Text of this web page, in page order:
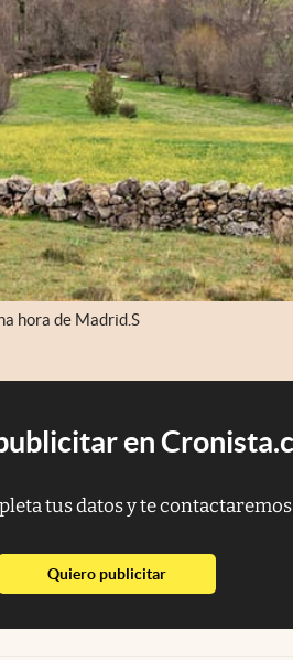
hora de Madrid.S
en
tus datos y te
Quiero publicitarabre en nueva